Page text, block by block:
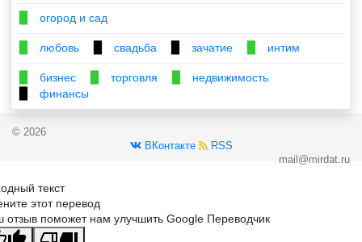
огород и сад
любовь свадьба зачатие интим
бизнес торговля недвижимость
финансы
© 2026
ВКонтакте
RSS
mail@mirdat.ru
текст
этот перевод
отзыв поможет нам улучшить Google Переводчик